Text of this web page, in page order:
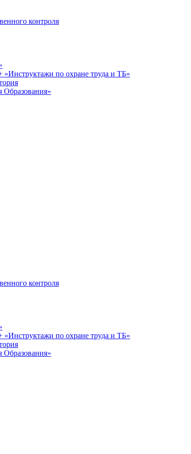
контроля
по охране труда и ТБ»
Образования»
контроля
по охране труда и ТБ»
Образования»